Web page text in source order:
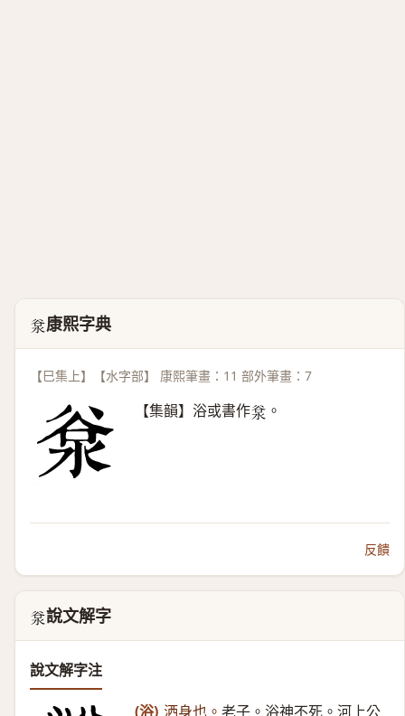
𣴲 康熙字典
【巳集上】【水字部】 康熙筆畫：11 部外筆畫：7
【集韻】浴或書作𣴲 。
反饋
𣴲說文解字
說文解字注
(浴) 洒身也。 老子。浴神不死。河上公